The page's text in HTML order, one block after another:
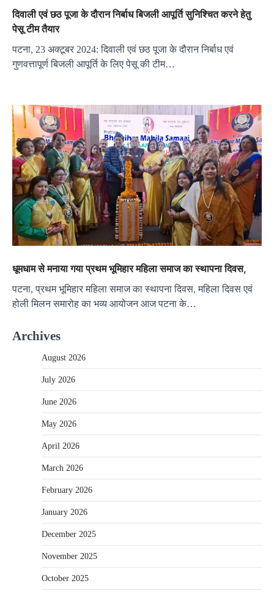
दिवाली एवं छठ पूजा के दौरान निर्बाध बिजली आपूर्ति सुनिश्चित करने हेतु
पेसू टीम तैयार
पटना, 23 अक्टूबर 2024: दिवाली एवं छठ पूजा के दौरान निर्बाध एवं
गुणवत्तापूर्ण बिजली आपूर्ति के लिए पेसू की टीम…
धूमधाम से मनाया गया प्रथम भूमिहार महिला समाज का स्थापना दिवस,
पटना, प्रथम भूमिहार महिला समाज का स्थापना दिवस, महिला दिवस एवं
होली मिलन समारोह का भव्य आयोजन आज पटना के…
Archives
August 2026
July 2026
June 2026
May 2026
April 2026
March 2026
February 2026
January 2026
December 2025
November 2025
October 2025